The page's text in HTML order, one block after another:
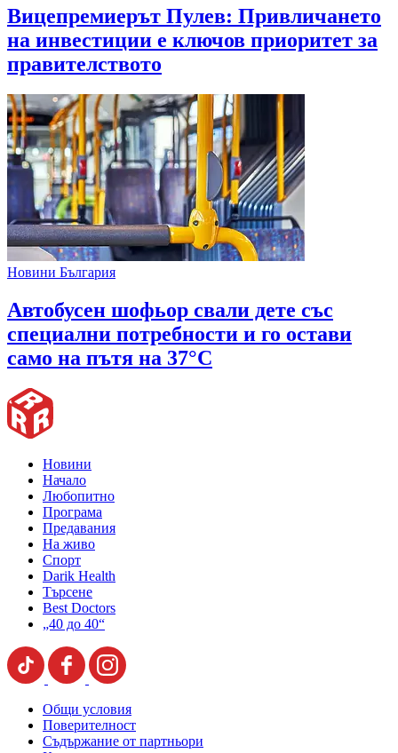
Вицепремиерът Пулев: Привличането
на инвестиции е ключов приоритет за
правителството
Новини България
Автобусен шофьор свали дете със
специални потребности и го остави
само на пътя на 37°C
Новини
Начало
Любопитно
Програма
Предавания
На живо
Спорт
Darik Health
Търсене
Best Doctors
„40 до 40“
Общи условия
Поверителност
Съдържание от партньори